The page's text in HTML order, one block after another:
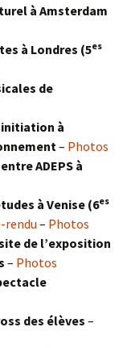
à Amsterdam
à Londres (5es
de
à
– Photos
ADEPS à
à Venise (6es
rendu – Photos
de l’exposition
– Photos
des élèves–